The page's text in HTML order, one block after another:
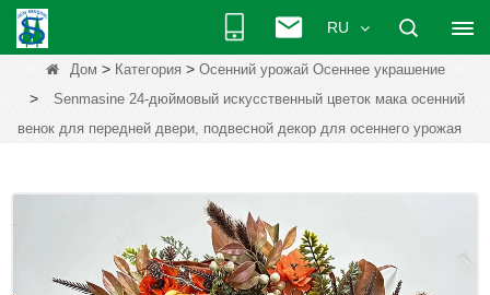
RU
Дом > Категория> Осенний урожай Осеннее украшение
>
Senmasine 24-дюймовый искусственный цветок мака осенний
венок для передней двери, подвесной декор для осеннего урожая